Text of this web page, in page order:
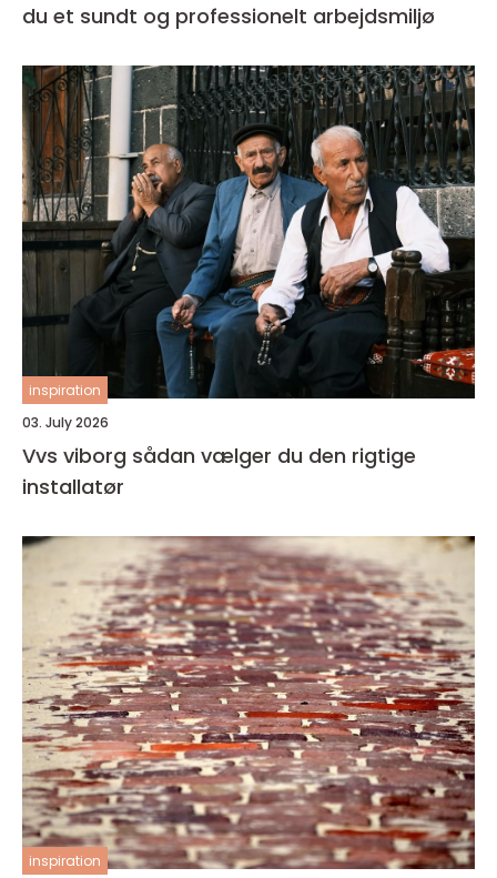
du et sundt og professionelt arbejdsmiljø
inspiration
03. July 2026
Vvs viborg sådan vælger du den rigtige
installatør
inspiration